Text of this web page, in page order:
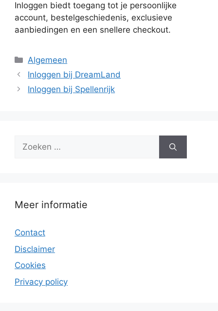
Inloggen biedt toegang tot je persoonlijke
account, bestelgeschiedenis, exclusieve
aanbiedingen en een snellere checkout.
Categorieën
Algemeen
Inloggen bij DreamLand
Inloggen bij Spellenrijk
Zoek
Meer informatie
Contact
Disclaimer
Cookies
Privacy policy